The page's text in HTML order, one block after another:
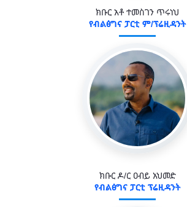
ክቡር አቶ ተመስገን ጥሩነህ
የብልፅግና ፓርቲ ም/ፕሬዚዳንት
ክቡር ዶ/ር ዐብይ አህመድ
የብልፅግና ፓርቲ ፕሬዚዳንት